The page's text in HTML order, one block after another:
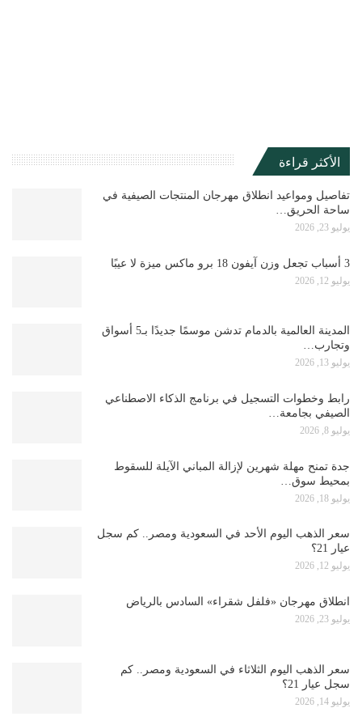
الأكثر قراءة
تفاصيل ومواعيد انطلاق مهرجان المنتجات الصيفية في
ساحة الحريق…
يوليو 23, 2026
3 أسباب تجعل وزن آيفون 18 برو ماكس ميزة لا عيبًا
يوليو 12, 2026
المدينة العالمية بالدمام تدشن موسمًا جديدًا بـ5 أسواق
وتجارب…
يوليو 13, 2026
رابط وخطوات التسجيل في برنامج الذكاء الاصطناعي
الصيفي بجامعة…
يوليو 8, 2026
جدة تمنح مهلة شهرين لإزالة المباني الآيلة للسقوط
بمحيط سوق…
يوليو 18, 2026
سعر الذهب اليوم الأحد في السعودية ومصر.. كم سجل
عيار 21؟
يوليو 12, 2026
انطلاق مهرجان «فلفل شقراء» السادس بالرياض
يوليو 23, 2026
سعر الذهب اليوم الثلاثاء في السعودية ومصر.. كم
سجل عيار 21؟
يوليو 14, 2026